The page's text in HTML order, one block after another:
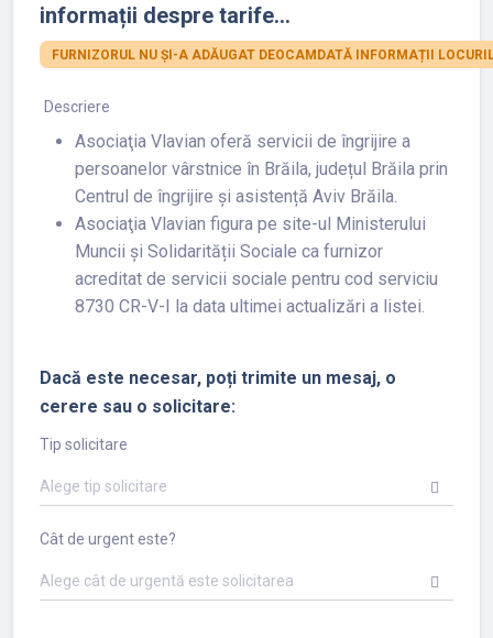
informații despre tarife...
FURNIZORUL NU ȘI-A ADĂUGAT DEOCAMDATĂ INFORMAȚII
Descriere
Asociaţia Vlavian oferă servicii de îngrijire a
persoanelor vârstnice în Brăila, județul Brăila prin
Centrul de îngrijire și asistență Aviv Brăila.
Asociaţia Vlavian figura pe site-ul Ministerului
Muncii și Solidarității Sociale ca furnizor
acreditat de servicii sociale pentru cod serviciu
8730 CR-V-I la data ultimei actualizări a listei.
Dacă este necesar, poți trimite un mesaj, o
cerere sau o solicitare:
Tip solicitare
Alege tip solicitare
Cât de urgent este?
Alege cât de urgentă este solicitarea